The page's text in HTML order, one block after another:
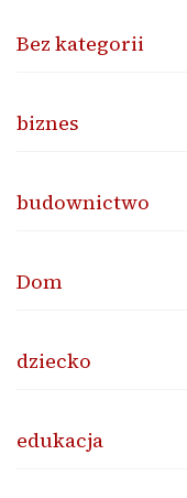
Bez kategorii
biznes
budownictwo
Dom
dziecko
edukacja